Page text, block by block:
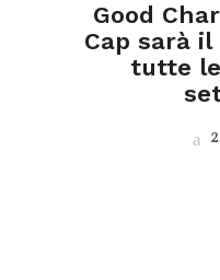
Good
Cap sarà
tutte